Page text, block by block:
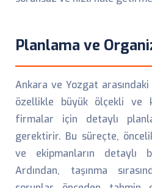
Planlama ve
Ankara ve Yozgat
özellikle büyük ölçekli ve
firmalar için detaylı
gerektirir. Bu süreçte,
ve ekipmanların detaylı
Ardından, taşınma